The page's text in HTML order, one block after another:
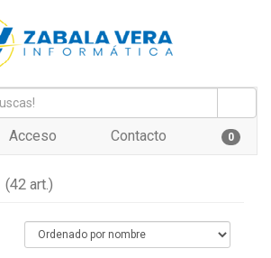
Acceso Contacto 0
(42 art.)